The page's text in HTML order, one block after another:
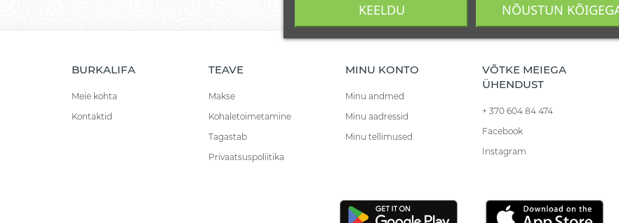
BURKALIFA
Meie kohta
Kontaktid
TEAVE
Makse
Kohaletoimetamine
Tagastab
Privaatsuspoliitika
MINU KONTO
Minu andmed
Minu aadressid
Minu tellimused
VÕTKE MEIEGA
ÜHENDUST
+ 370 604 84 474
Facebook
Instagram
KEELDU NÕUSTUN